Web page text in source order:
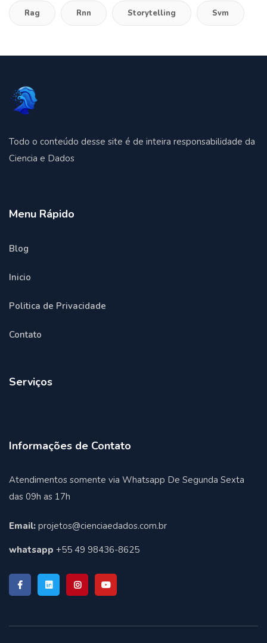
Rag Rnn Storytelling Svm
Todo o conteúdo desse site é de inteira responsabilidade da
Ciencia e Dados
Menu Rápido
Blog
Inicio
Politica de Privacidade
Contato
Serviços
Informações de Contato
Atendimentos somente via Whatsapp De Segunda Sexta
das 09h as 17h
Email: projetos@cienciaedados.com.br
whatsapp +55 49 98436-8625